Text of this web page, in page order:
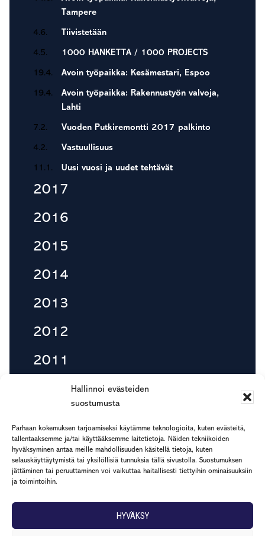
Hallinnoi evästeiden
suostumusta
Parhaan kokemuksen tarjoamiseksi käytämme teknologioita, kuten evästeitä,
tallentaaksemme ja/tai käyttääksemme laitetietoja. Näiden tekniikoiden
hyväksyminen antaa meille mahdollisuuden käsitellä tietoja, kuten
selauskäyttäytymistä tai yksilöllisiä tunnuksia tällä sivustolla. Suostumuksen
jättäminen tai peruuttaminen voi vaikuttaa haitallisesti tiettyihin ominaisuuksiin
ja toimintoihin.
HYVÄKSY
Tampere
4.6. Tiivistetään
4.5. 1000 HANKETTA / 1000 PROJECTS
19.4. Avoin työpaikka: Kesämestari, Espoo
19.4.
Avoin työpaikka: Rakennustyön valvoja,
Lahti
7.2. Vuoden Putkiremontti 2017 palkinto
4.2. Vastuullisuus
11.1. Uusi vuosi ja uudet tehtävät
2017
2016
2015
2014
2013
2012
2011
Footer
etu.suku@rapp.fi
puh. 044 7799 277
Rekisteri- ja tietosuojaseloste